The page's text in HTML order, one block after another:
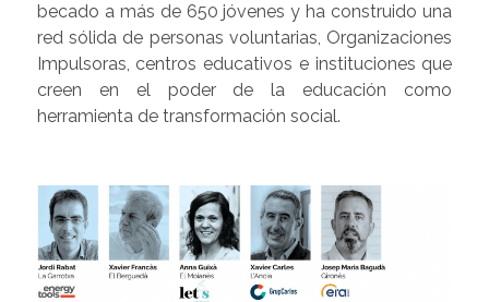
becado a más de 650 jóvenes y ha construido una
red sólida de personas voluntarias, Organizaciones
Impulsoras, centros educativos e instituciones que
creen en el poder de la educación como
herramienta de transformación social.